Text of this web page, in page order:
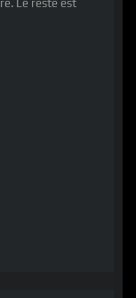
Le reste est